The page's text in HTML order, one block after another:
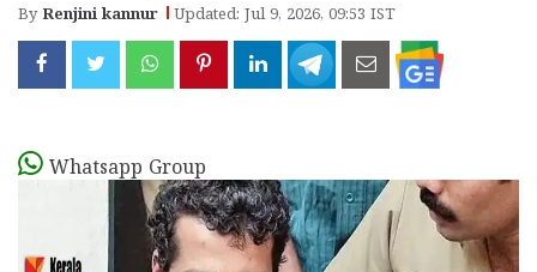
ByRenjini kannur Updated: Jul 9, 2026, 09:53 IST
Whatsapp Group